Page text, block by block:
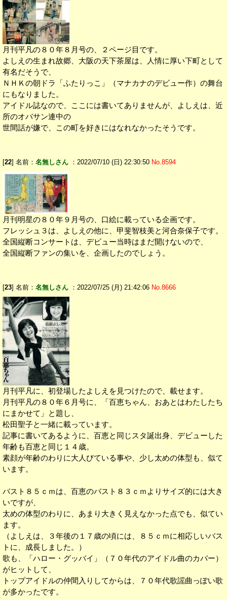
月刊平凡の８０年８月号の、２ページ目です。
よしえの生まれ故郷、大阪の天下茶屋は、人情に厚い下町として
有名だそうで、
ＮＨＫの朝ドラ「ふたりっこ」（マナカナのデビュー作）の舞台
にもなりました。
アイドル誌なので、ここには書いてありませんが、よしえは、近
所のオバサン連中の
世間話が嫌で、この町を好きにはなれなかったそうです。
[22] 名前： 名無しさん ：2022/07/10 (日) 22:30:50 No.8594
月刊明星の８０年９月号の、口絵に載っている企画です。
フレッシュ３は、よしえの他に、甲斐智枝美と河合奈保子です。
全国縦断コンサートは、デビュー当時はまだ開けないので、
全国縦断ファンの集いを、企画したのでしょう。
[23] 名前： 名無しさん ：2022/07/25 (月) 21:42:06 No.8666
月刊平凡に、初登場したよしえを見つけたので、載せます。
月刊平凡の８０年６月号に、「百恵ちゃん、おあとはわたしたち
にまかせて」と題し、
松田聖子と一緒に載っています。
記事に書いてあるように、百恵と同じスタ誕出身、デビューした
年齢も百恵と同じ１４歳。
素顔が年齢のわりに大人びている事や、少し太めの体型も、似て
います。
バスト８５ｃｍは、百恵のバスト８３ｃｍよりサイズ的には大き
いですが、
太めの体型のわりに、あまり大きく見えなかった点でも、似てい
ます。
（よしえは、３年後の１７歳の頃には、８５ｃｍに相応しいバス
トに、成長しました。）
歌も、「ハロー・グッバイ」（７０年代のアイドル曲のカバー）
がヒットして、
トップアイドルの仲間入りしてからは、７０年代歌謡曲っぽい歌
が多かったです。